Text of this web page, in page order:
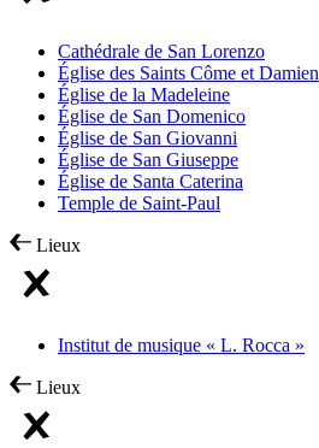
Cathédrale de San Lorenzo
Église des Saints Côme et Damien
Église de la Madeleine
Église de San Domenico
Église de San Giovanni
Église de San Giuseppe
Église de Santa Caterina
Temple de Saint-Paul
Lieux
Institut de musique « L. Rocca »
Lieux